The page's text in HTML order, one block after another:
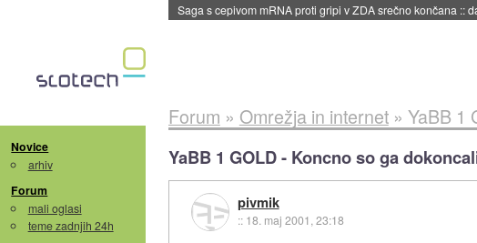
BMW v vozilih začel predvajati reklame::danes ob 06:09
Novice
arhiv
Forum
mali oglasi
teme zadnjih 24h
Forum » Omrežja in internet» YaBB 1
YaBB 1 GOLD - Koncno so ga
pivmik
:: 18. maj 2001, 23:18